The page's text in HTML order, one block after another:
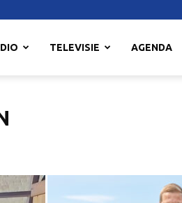
TELEVISIE AGENDA